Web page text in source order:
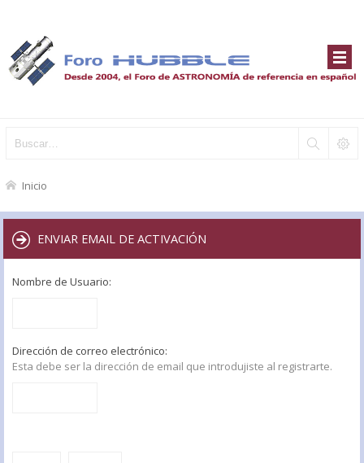
Inicio
ENVIAR EMAIL DE ACTIVACIÓN
Nombre de Usuario:
Dirección de correo electrónico:
Esta debe ser la dirección de email que introdujiste al registrarte.